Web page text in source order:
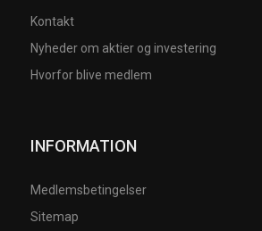
Kontakt
Nyheder om aktier og investering
Hvorfor blive medlem
INFORMATION
Medlemsbetingelser
Sitemap